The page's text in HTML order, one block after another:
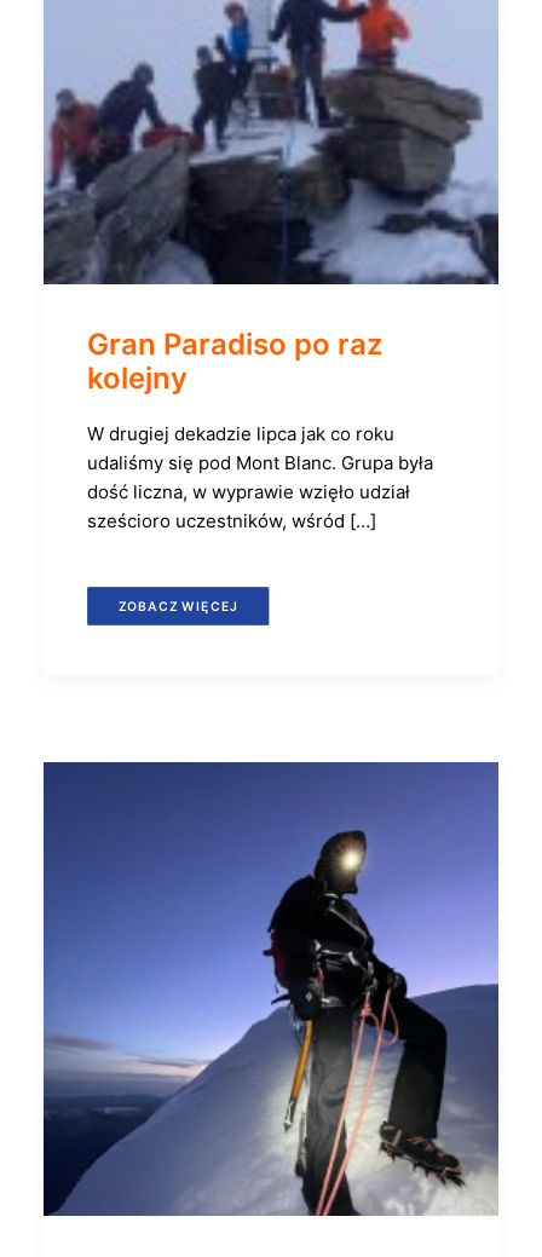
Gran Paradiso po raz
kolejny
W drugiej dekadzie lipca jak co roku
udaliśmy się pod Mont Blanc. Grupa była
dość liczna, w wyprawie wzięło udział
sześcioro uczestników, wśród […]
ZOBACZ WIĘCEJ